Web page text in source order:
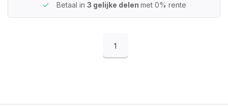
Betaal in 3 gelijke delen met 0% rente
1